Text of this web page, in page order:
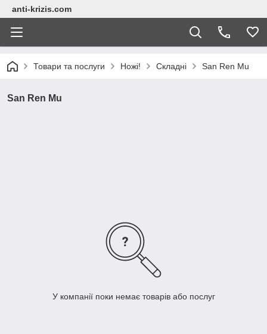
anti-krizis.com
Товари та послуги Ножі! Складні San Ren Mu
San Ren Mu
У компанії поки немає товарів або послуг